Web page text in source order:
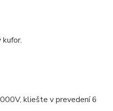
kliešte v prevedení 6